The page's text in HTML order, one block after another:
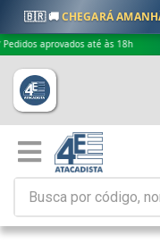
🇧🇷 🚚CHEGARÁ
até às 18h ✅